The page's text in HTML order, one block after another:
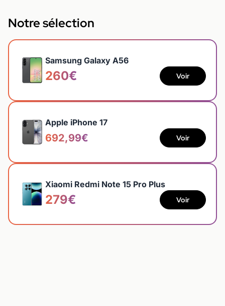
Notre sélection
Samsung Galaxy A56
260€ Voir
Apple iPhone 17
692,99€ Voir
Xiaomi Redmi Note 15 Pro Plus
279€ Voir